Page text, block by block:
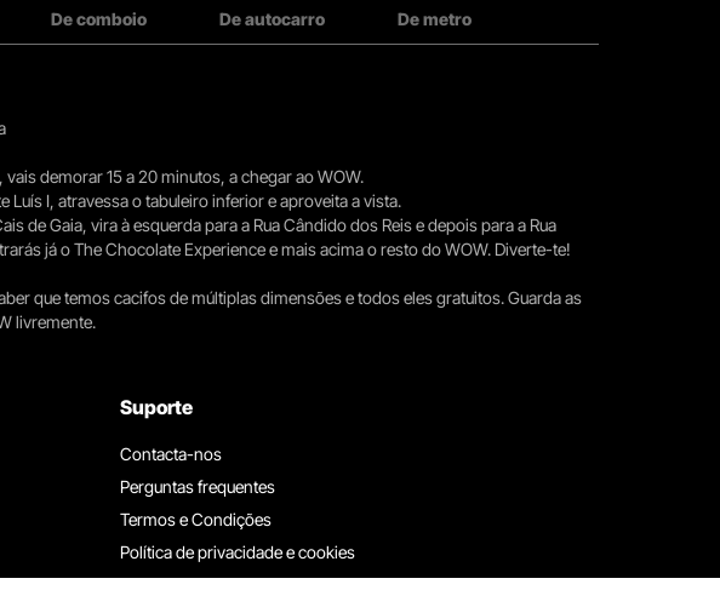
De comboio De autocarro De metro
vais demorar 15 a 20 minutos, a chegar ao WOW.
Luís I, atravessa o tabuleiro inferior e aproveita a vista.
de Gaia, vira à esquerda para a Rua Cândido dos Reis e depois para a Rua
já o The Chocolate Experience e mais acima o resto do WOW. Diverte-te!
que temos cacifos de múltiplas dimensões e todos eles gratuitos. Guarda as
livremente.
Suporte
Contacta-nos
Perguntas frequentes
Termos e Condições
Política de privacidade e cookies
Trabalha connosco